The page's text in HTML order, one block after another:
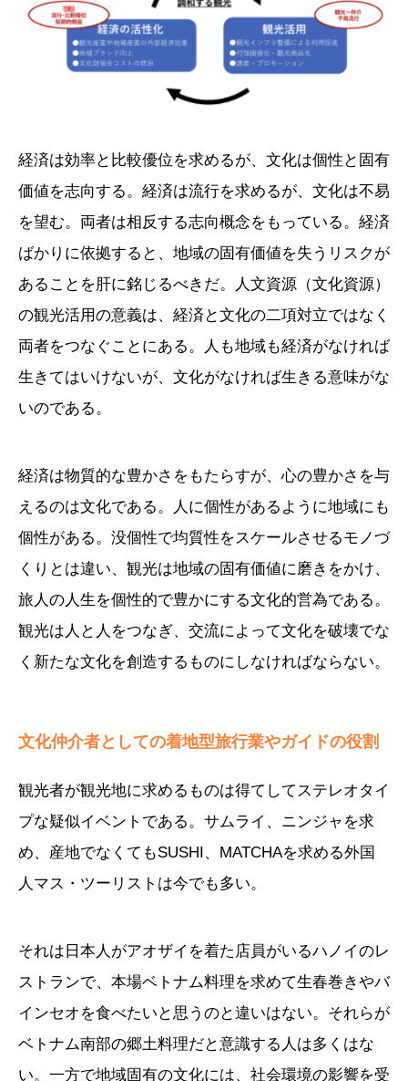
経済は効率と比較優位を求めるが、文化は個性と固有
価値を志向する。経済は流行を求めるが、文化は不易
を望む。両者は相反する志向概念をもっている。経済
ばかりに依拠すると、地域の固有価値を失うリスクが
あることを肝に銘じるべきだ。人文資源（文化資源）
の観光活用の意義は、経済と文化の二項対立ではなく
両者をつなぐことにある。人も地域も経済がなければ
生きてはいけないが、文化がなければ生きる意味がな
いのである。
経済は物質的な豊かさをもたらすが、心の豊かさを与
えるのは文化である。人に個性があるように地域にも
個性がある。没個性で均質性をスケールさせるモノづ
くりとは違い、観光は地域の固有価値に磨きをかけ、
旅人の人生を個性的で豊かにする文化的営為である。
観光は人と人をつなぎ、交流によって文化を破壊でな
く新たな文化を創造するものにしなければならない。
文化仲介者としての着地型旅行業やガイドの役割
観光者が観光地に求めるものは得てしてステレオタイ
プな疑似イベントである。サムライ、ニンジャを求
め、産地でなくてもSUSHI、MATCHAを求める外国
人マス・ツーリストは今でも多い。
それは日本人がアオザイを着た店員がいるハノイのレ
ストランで、本場ベトナム料理を求めて生春巻きやバ
インセオを食べたいと思うのと違いはない。それらが
ベトナム南部の郷土料理だと意識する人は多くはな
い。一方で地域固有の文化には、社会環境の影響を受